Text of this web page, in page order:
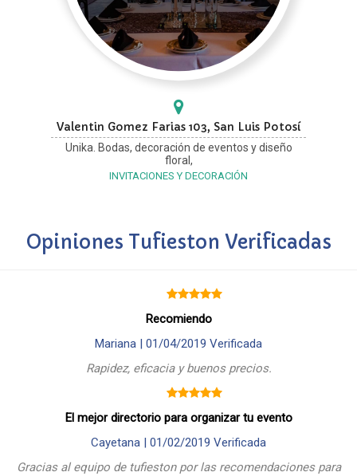
Valentin Gomez Farias 103, San Luis Potosí
Unika. Bodas, decoración de eventos y diseño
floral,
INVITACIONES Y DECORACIÓN
Opiniones Tufieston Verificadas
Recomiendo
Mariana | 01/04/2019 Verificada
Rapidez, eficacia y buenos precios.
El mejor directorio para organizar tu evento
Cayetana | 01/02/2019 Verificada
Gracias al equipo de tufieston por las recomendaciones para